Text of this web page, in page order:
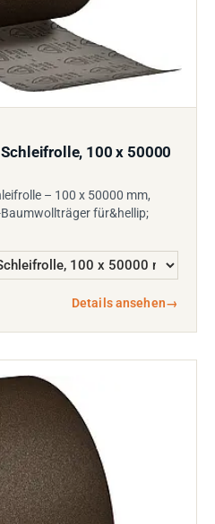
100 x 50000
– 100 x 50000 mm,
für&hellip;
Details ansehen→